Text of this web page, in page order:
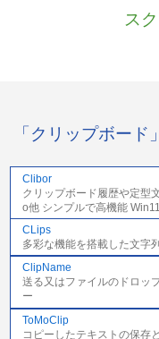
ス
「クリップボー
Clibor
クリップボード履歴や定型
o他 シンプルで高機能
CLips
多彩な機能を搭載した文字
ClipName
送る又はファイルのドロッ
ー
ToMoClip
コピーしたテキストの保存